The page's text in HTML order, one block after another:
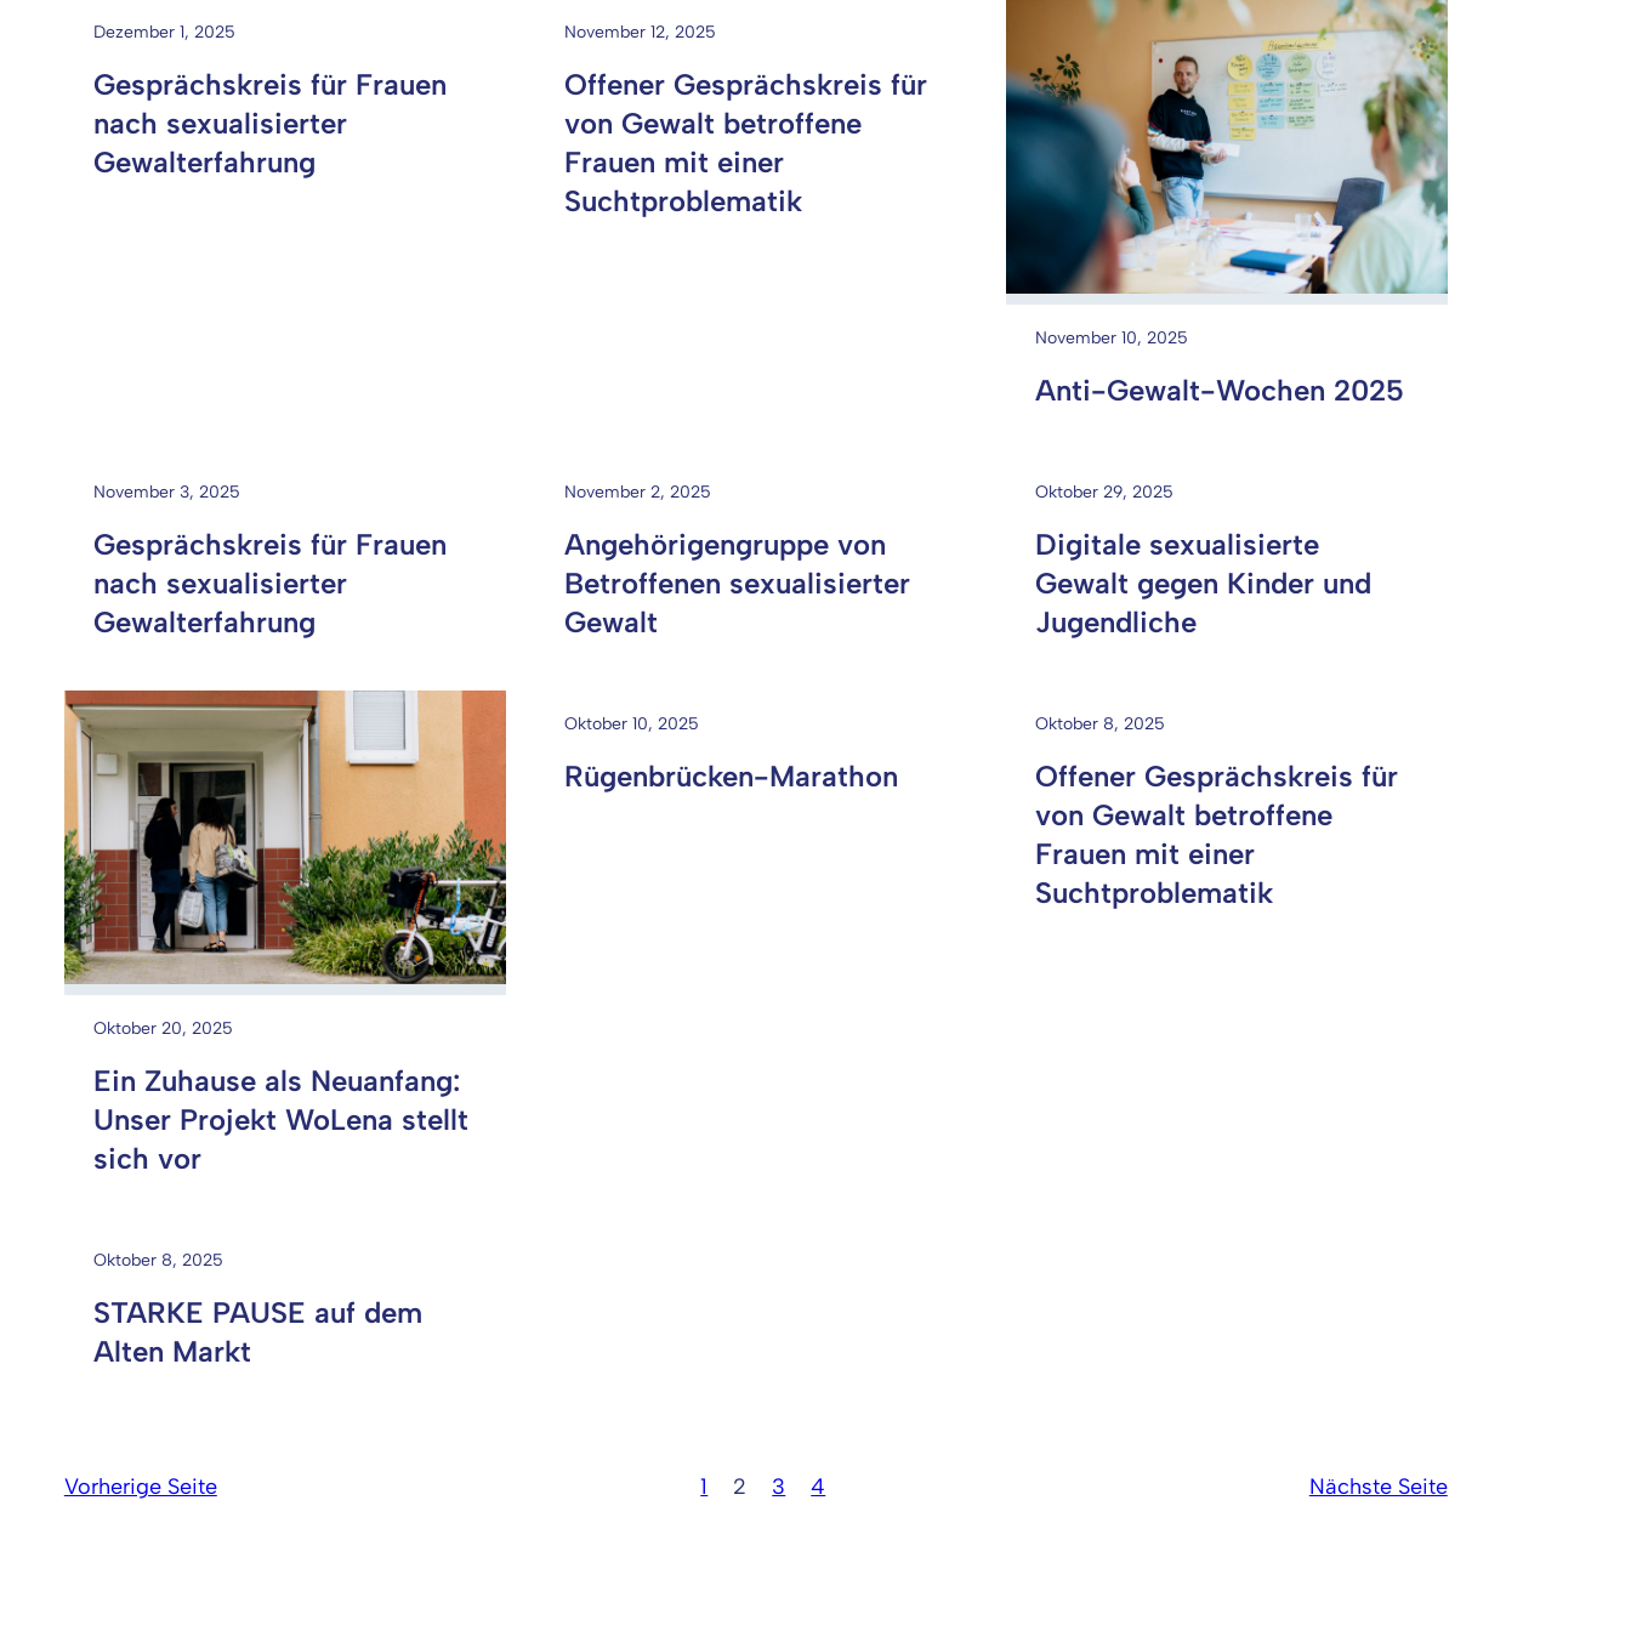
Dezember 1, 2025
Gesprächskreis für Frauen
nach sexualisierter
Gewalterfahrung
November 12, 2025
Offener Gesprächskreis für
von Gewalt betroffene
Frauen mit einer
Suchtproblematik
November 10, 2025
Anti-Gewalt-Wochen 2025
November 3, 2025
Gesprächskreis für Frauen
nach sexualisierter
Gewalterfahrung
November 2, 2025
Angehörigengruppe von
Betroffenen sexualisierter
Gewalt
Oktober 29, 2025
Digitale sexualisierte
Gewalt gegen Kinder und
Jugendliche
Oktober 20, 2025
Ein Zuhause als Neuanfang:
Unser Projekt WoLena stellt
sich vor
Oktober 10, 2025
Rügenbrücken-Marathon
Oktober 8, 2025
Offener Gesprächskreis für
von Gewalt betroffene
Frauen mit einer
Suchtproblematik
Oktober 8, 2025
STARKE PAUSE auf dem
Alten Markt
Vorherige Seite 1 2 3 4 Nächste Seite